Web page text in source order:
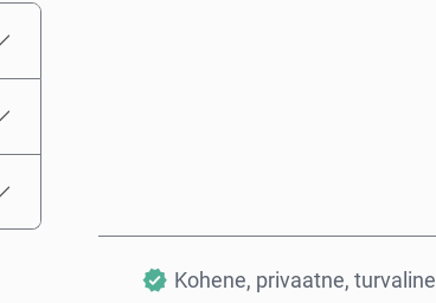
Kohene, privaatne, turvaline